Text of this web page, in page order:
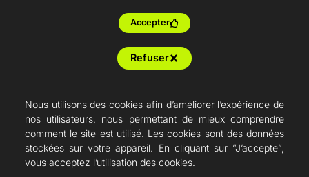
Nous utilisons des cookies afin d’améliorer l’expérience de
nos utilisateurs, nous permettant de mieux comprendre
comment le site est utilisé. Les cookies sont des données
stockées sur votre appareil. En cliquant sur ”J’accepte”,
vous acceptez l’utilisation des cookies.
Accepter
Refuser